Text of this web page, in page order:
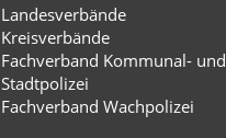
Landesverbände
Kreisverbände
Fachverband Kommunal- und
Stadtpolizei
Fachverband Wachpolizei